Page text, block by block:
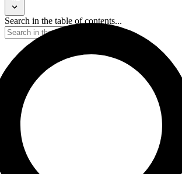
Search in the table of contents...